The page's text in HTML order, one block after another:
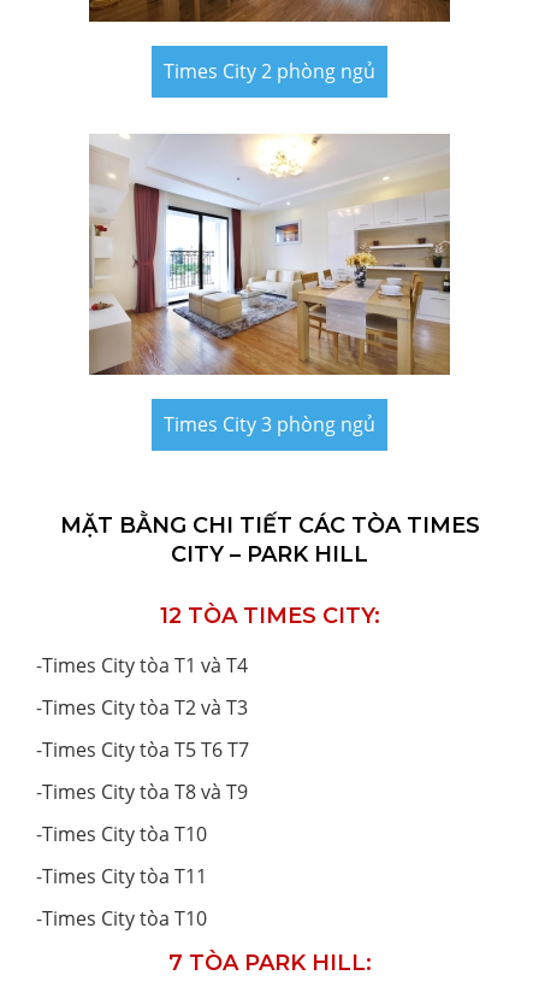
Times City 2 phòng ngủ
Times City 3 phòng ngủ
MẶT BẰNG CHI TIẾT CÁC TÒA TIMES
CITY – PARK HILL
12 TÒA TIMES CITY:
-Times City tòa T1 và T4
-Times City tòa T2 và T3
-Times City tòa T5 T6 T7
-Times City tòa T8 và T9
-Times City tòa T10
-Times City tòa T11
-Times City tòa T10
7 TÒA PARK HILL: